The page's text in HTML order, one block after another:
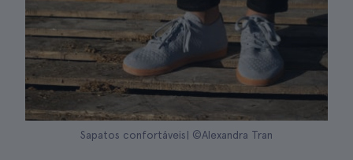
Sapatos confortáveis| ©Alexandra Tran